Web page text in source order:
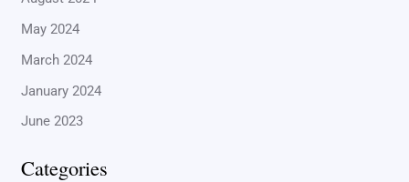
May 2024
March 2024
January 2024
June 2023
Categories